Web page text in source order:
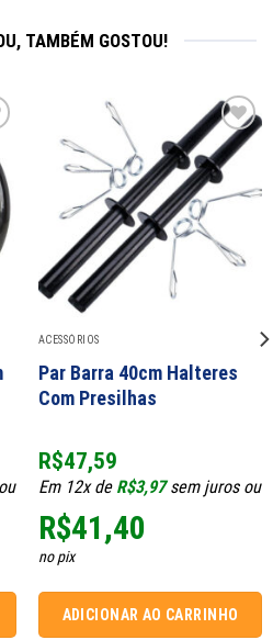
TAMBÉM GOSTOU!
Add to
wishlist
ACESSÓRIOS
Par Barra 40cm Halteres
Com Presilhas
R$47,59
Em 12x de R$3,97sem juros ou
R$41,40
no pix
ADICIONAR AO CARRINHO